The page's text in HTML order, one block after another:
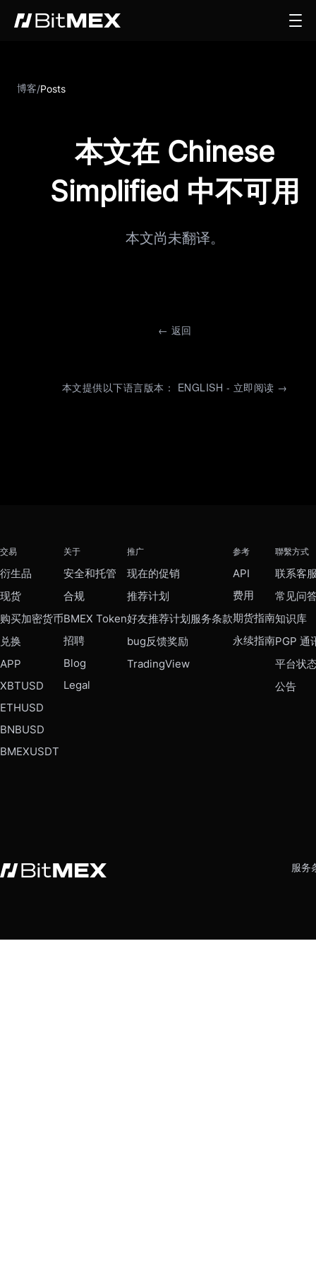
博客/Posts
本文在 Chinese
Simplified 中不可用
本文尚未翻译。
← 返回
本文提供以下语言版本： ENGLISH - 立即阅读 →
交易
衍生品
现货
购买加密货币
兑换
APP
XBTUSD
ETHUSD
BNBUSD
BMEXUSDT
关于
安全和托管
合规
BMEX Token
招聘
Blog
Legal
推广
现在的促销
推荐计划
好友推荐计划服务条款
bug反馈奖励
TradingView
参考
API
费用
期货指南
永续指南
聯繫方式
联系客
常见问
知识库
PGP 通
平台状
公告
服务